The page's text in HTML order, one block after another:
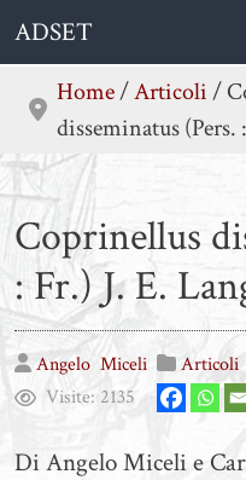
Skip
content
ADSET
Home/Articoli/
disseminatus (Pers.
Coprinellus
: Fr.) J. E.
Angelo Miceli Articoli
Visite: 2135
Di Angelo Miceli e